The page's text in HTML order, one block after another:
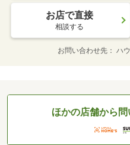
お店で直接
相談する
お問い合わせ先 ハ
ほかの店舗から問